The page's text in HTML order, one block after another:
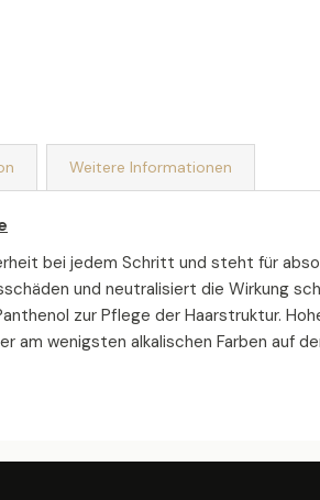
Weitere Informationen
bei jedem Schritt und steht für
und neutralisiert die Wirkung
zur Pflege der Haarstruktur.
am wenigsten alkalischen Farben auf